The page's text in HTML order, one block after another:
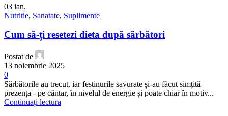
03 ian.
Nutritie, Sanatate, Suplimente
Cum să-ți resetezi dieta după sărbători
Postat de
13 noiembrie 2025
0
Sărbătorile au trecut, iar festinurile savurate și-au făcut simțită
prezența - pe cântar, în nivelul de energie și poate chiar în motiv...
Continuați lectura